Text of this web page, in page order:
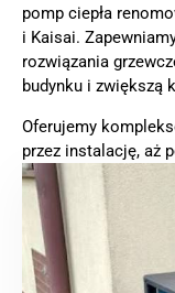
pomp ciepła
i Kaisai.
rozwiązania
budynku i zwiększą
Oferujemy
przez instalację, aż